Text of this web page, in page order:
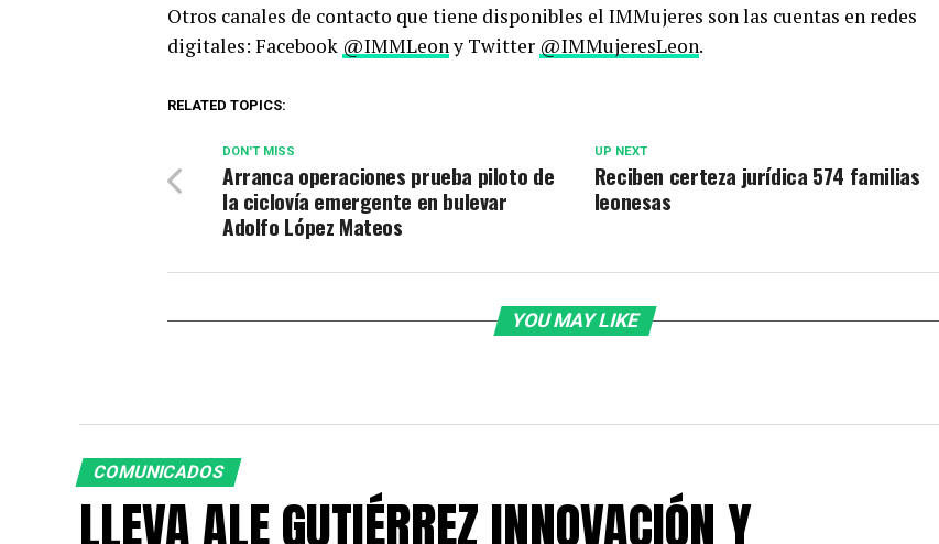
Otros canales de contacto que tiene disponibles el IMMujeres son las cuentas en redes
digitales: Facebook @IMMLeony Twitter @IMMujeresLeon.
RELATED TOPICS:
UP NEXT
Reciben certeza jurídica 574 familias
leonesas
DON'T MISS
Arranca operaciones prueba piloto de
la ciclovía emergente en bulevar
Adolfo López Mateos
YOU MAY LIKE
COMUNICADOS
LLEVA ALE GUTIÉRREZ INNOVACIÓN Y